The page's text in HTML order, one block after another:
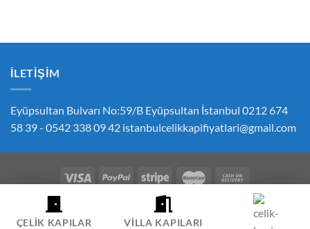
İLETIŞIM
Eyüpsultan Bulvarı No:59/B Eyüpsultan İstanbul 0212 674
58 39 - 0542 338 09 42 istanbulcelikkapifiyatlari@gmail.com
ÇEREZ POLITIKASI GIZLILIK POLITIKASI
İPTAL VE İADE POLITIKASI
ÇELIK KAPI FIYATLARI SIPARIŞ İLETIŞIM
HESABIM
ÇELIK KAPILAR VILLA KAPILARI